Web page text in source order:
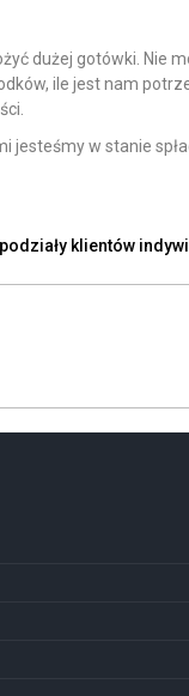
dużej gotówki. Nie
ile jest nam
jesteśmy w stanie
klientów